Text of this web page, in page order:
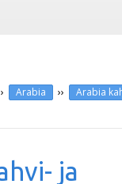
Arabia ›› Arabia
ja